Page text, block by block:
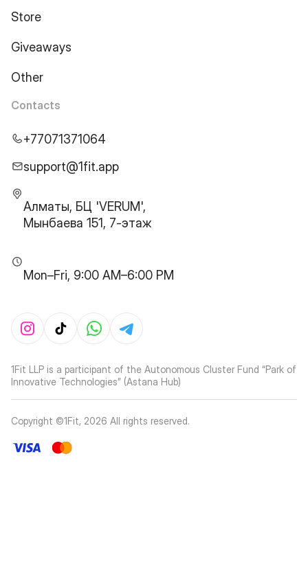
Store
Giveaways
Other
Contacts
+77071371064
support@1fit.app
Алматы, БЦ 'VERUM',
Мынбаева 151, 7-этаж
Mon–Fri, 9:00 AM–6:00 PM
1Fit LLP is a participant of the Autonomous Cluster Fund “Park of
Innovative Technologies” (Astana Hub)
Copyright ©1Fit, 2026 All rights reserved.